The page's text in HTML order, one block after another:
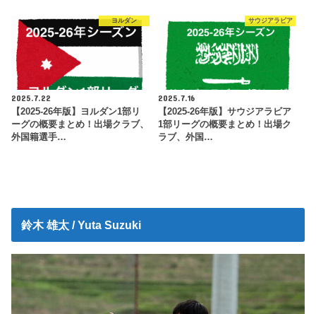
ヨルダン
2025.7.22
【2025-26年版】ヨルダン1部リ
ーグの概要まとめ！出場クラブ、
外国籍選手…
サウジアラビア
2025.7.16
【2025-26年版】サウジアラビア
1部リーグの概要まとめ！出場ク
ラブ、外国…
鈴木 雄太 / Yuta Suzuki